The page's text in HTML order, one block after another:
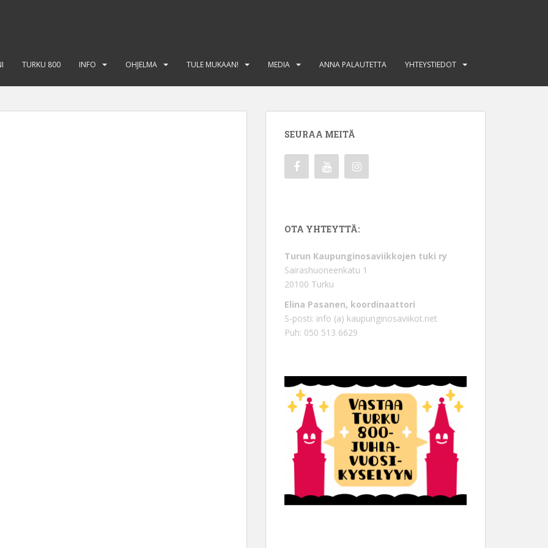
TURKU 800 INFO OHJELMA TULE MUKAAN! MEDIA ANNA PALAUTETTA YHTEYSTIEDOT
SEURAA MEITÄ
OTA YHTEYTTÄ:
Turun Kaupunginosaviikkojen tuki ry
Sairashuoneenkatu 1
20100 Turku
Elina Pasanen, koordinaattori
S-posti: info (a) kaupunginosaviikot.net
Puh: 050 513 6629